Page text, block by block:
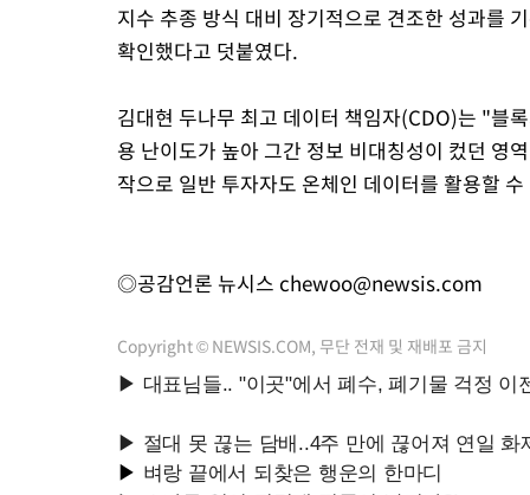
지수 추종 방식 대비 장기적으로 견조한 성과를
확인했다고 덧붙였다.
김대현 두나무 최고 데이터 책임자(CDO)는 "블
용 난이도가 높아 그간 정보 비대칭성이 컸던 영
작으로 일반 투자자도 온체인 데이터를 활용할
◎공감언론 뉴시스 chewoo@newsis.com
Copyright © NEWSIS.COM, 무단 전재 및 재배포 금지